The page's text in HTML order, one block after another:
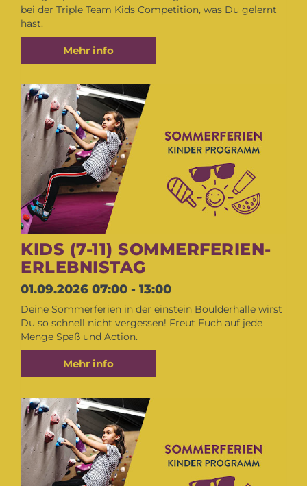
bei der Triple Team Kids Competition, was Du gelernt
hast.
Mehr info
KIDS (7-11) SOMMERFERIEN-
ERLEBNISTAG
01.09.2026 07:00 - 13:00
Deine Sommerferien in der einstein Boulderhalle wirst
Du so schnell nicht vergessen! Freut Euch auf jede
Menge Spaß und Action.
Mehr info